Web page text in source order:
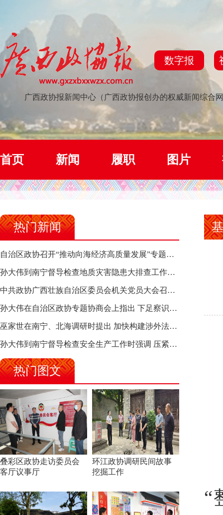
数字报
广西政协报新闻中心（广西政协报创办的权威新闻综合
首页 新闻 履职 图片
热门新闻
自治区政协召开“推动向海经济高质量发展”专题调研座谈会 钱学明出席并讲话
孙大伟到南宁督导检查地质灾害隐患大排查工作时强调 筑牢地质灾害安全防线 全力保障人民群众生命财产安全
中共政协广西壮族自治区委员会机关党员大会召开 选举产生新一届机关党委、机关纪委
孙大伟在自治区政协专题协商会上指出 下足察识谋督之功 恪尽服务大局之责 助推有色金属、关键金属产业高质量发展
巫家世在南宁、北海调研时提出 加快构建涉外法律供给集群 护航向海经济高质量发展
孙大伟到南宁督导检查安全生产工作时强调 压紧压实责任 狠抓隐患整治 坚决筑牢安全生产防线
热门图文
叠彩区政协走访委员会
客厅议事厅
环江政协调研民间故事
挖掘工作
“